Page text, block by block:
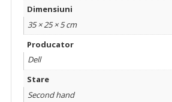
Dimensiuni
35 × 25 × 5 cm
Producator
Dell
Stare
Second hand